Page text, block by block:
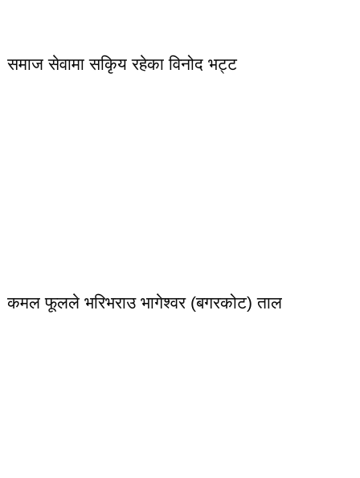
समाज सेवामा सकिृय रहेका विनोद भट्ट
कमल फूलले भरिभराउ भागेश्वर (बगरकोट) ताल